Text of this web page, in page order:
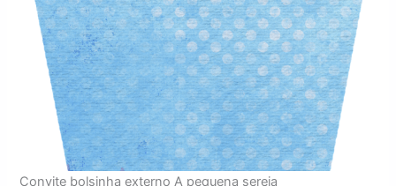
Convite bolsinha externo A pequena sereia